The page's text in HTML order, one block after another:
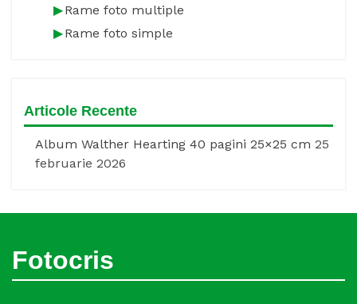
Rame foto multiple
Rame foto simple
Articole Recente
Album Walther Hearting 40 pagini 25×25 cm 25
februarie 2026
Fotocris